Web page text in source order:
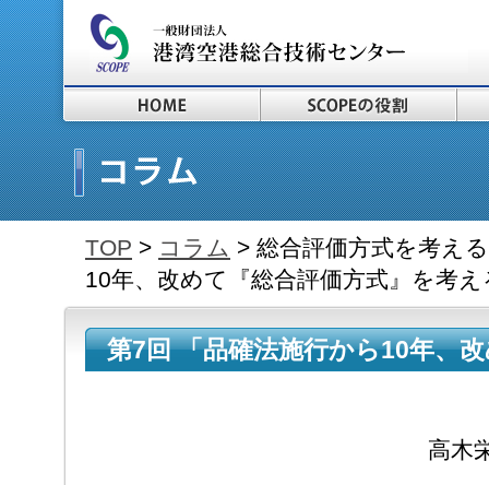
TOP > コラム > 総合評価方式を考え
10年、改めて『総合評価方式』を考え
第7回 「品確法施行から10年、
高木